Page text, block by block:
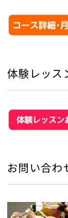
体験レッス
お問い合わ